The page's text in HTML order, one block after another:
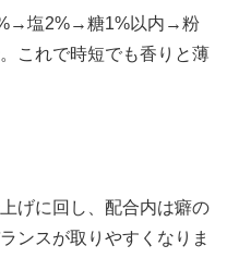
塩2%→糖1%以内→粉
これで時短でも香りと薄
げに回し、配合内は癖の
ンスが取りやすくなりま